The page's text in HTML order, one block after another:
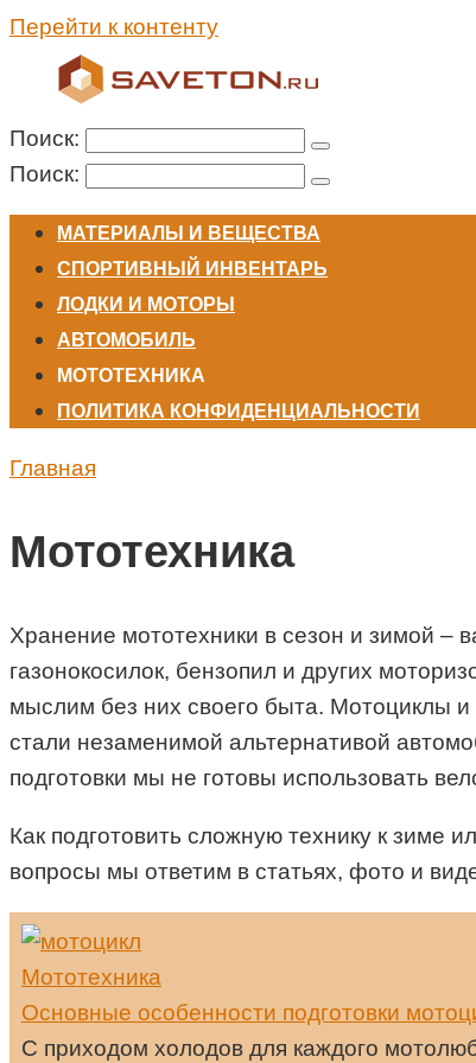
Перейти к контенту
Поиск:
Поиск:
МАТЕРИАЛЫ И ВЕЩЕСТВА
СПОРТИВНЫЙ ИНВЕНТАРЬ
ЛОДКИ И МОТОРЫ
АВТОМОБИЛЬ
МОТОТЕХНИКА
ПОЛИТИКА КОНФИДЕНЦИАЛЬНОСТИ
Главная
Мототехника
Хранение мототехники в сезон и зимой –
газонокосилок, бензопил и других
мыслим без них своего быта. Мотоциклы
стали незаменимой альтернативой
подготовки мы не готовы использовать
Как подготовить сложную технику к зиме
вопросы мы ответим в статьях, фото и
Мототехника
Основные особенности подготовки
С приходом холодов для каждого